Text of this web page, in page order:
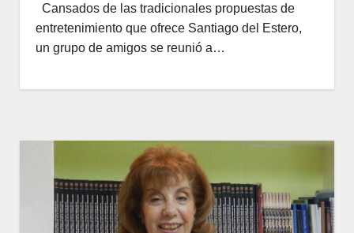
Cansados de las tradicionales propuestas de
entretenimiento que ofrece Santiago del Estero,
un grupo de amigos se reunió a…